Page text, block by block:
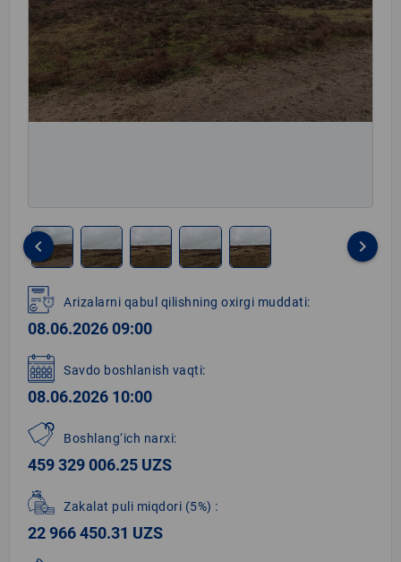
1
of
5
keyboard_arrow_left keyboard_arrow_right
Arizalarni qabul qilishning oxirgi muddati:
08.06.2026 09:00
Savdo boshlanish vaqti:
08.06.2026 10:00
Boshlang‘ich narxi:
459 329 006.25 UZS
Zakalat puli miqdori (5%) :
22 966 450.31 UZS